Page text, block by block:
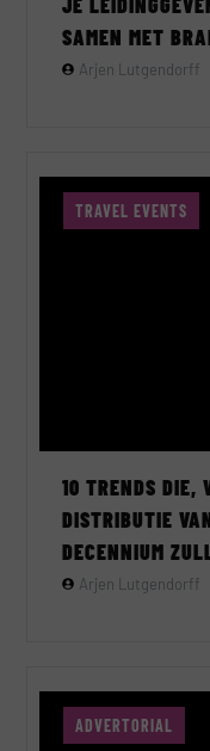
SAMEN MET
Arjen Lutgendorff
TRAVEL EVENTS
10 TRENDS DIE,
DISTRIBUTIE
DECENNIUM
Arjen Lutgendorff
ADVERTORIAL